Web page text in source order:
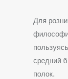
Для
средний
полок.